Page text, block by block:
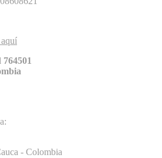
aquí
764501
- Colombia